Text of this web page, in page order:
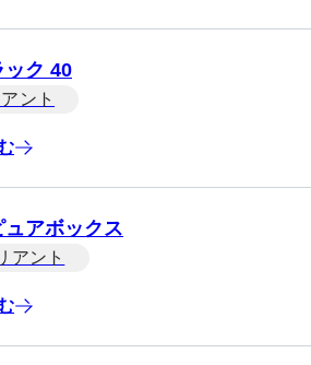
ック 40
ント
ュアボックス
アント